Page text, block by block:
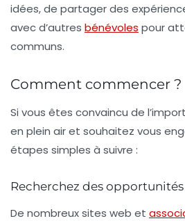
idées, de partager des
avec d’autres bénévoles pour
communs.
Comment commencer ?
Si vous êtes convaincu de
en plein air et souhaitez vous
étapes simples à suivre :
Recherchez des
De nombreux sites web et